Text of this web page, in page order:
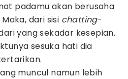
padamu akan berusaha
dari sisi chatting-
yang sekadar kesepian.
sesuka hati dia
muncul namun lebih